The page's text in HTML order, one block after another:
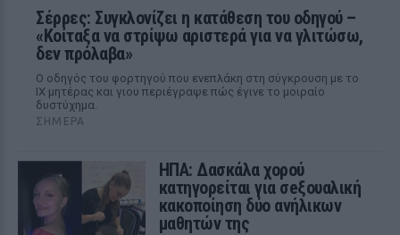
Σέρρες: Συγκλονίζει η κατάθεση του οδηγού –
«Κοίταξα να στρίψω αριστερά για να γλιτώσω,
δεν πρόλαβα»
Ο οδηγός του φορτηγού που ενεπλάκη στη σύγκρουση με το
ΙΧ μητέρας και γιου περιέγραψε πώς έγινε το μοιραίο
δυστύχημα.
ΣΉΜΕΡΑ
ΗΠΑ: Δασκάλα χορού
κατηγορείται για σeξουαλική
κακοποίηση δύο ανήλικων
μαθητών της